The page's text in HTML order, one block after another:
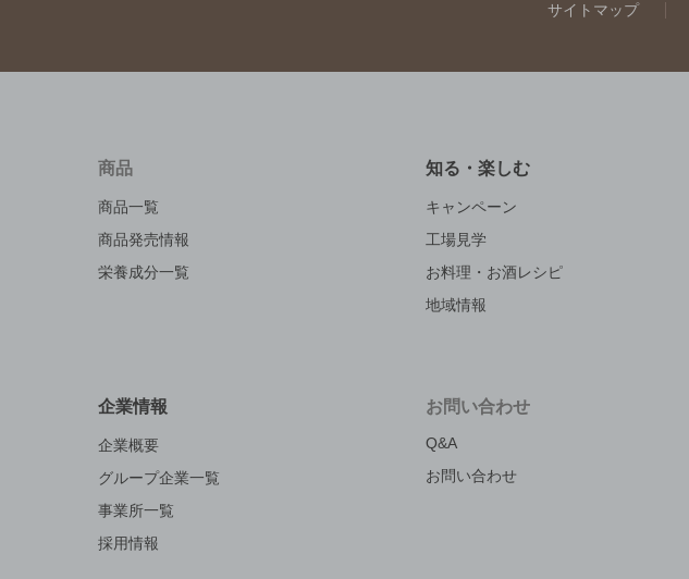
サイトマップ
商品
商品一覧
商品発売情報
栄養成分一覧
知る・楽しむ
キャンペーン
工場見学
お料理・お酒レシピ
地域情報
企業情報
企業概要
グループ企業一覧
事業所一覧
採用情報
お問い合わせ
Q&A
お問い合わせ